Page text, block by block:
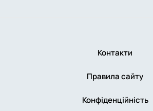
Контакти
Правила сайту
Конфіденційність